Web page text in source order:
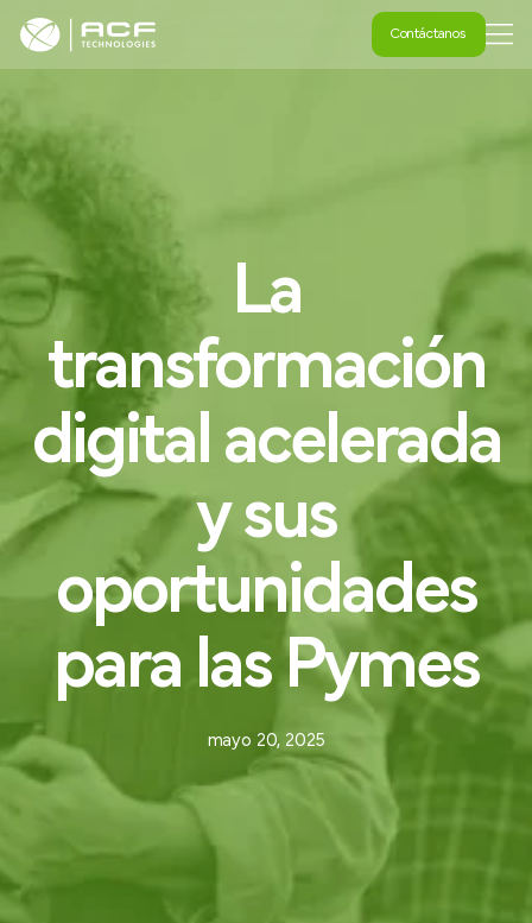
Contáctanos
La
transformación
digital acelerada
y sus
oportunidades
para las Pymes
mayo 20, 2025